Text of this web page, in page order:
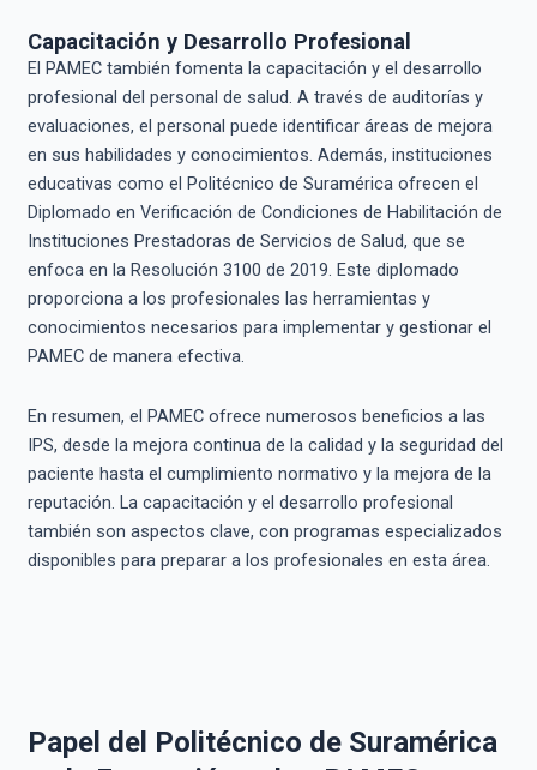
Capacitación y Desarrollo Profesional
El PAMEC también fomenta la capacitación y el desarrollo
profesional del personal de salud. A través de auditorías y
evaluaciones, el personal puede identificar áreas de mejora
en sus habilidades y conocimientos. Además, instituciones
educativas como el Politécnico de Suramérica ofrecen el
Diplomado en Verificación de Condiciones de Habilitación de
Instituciones Prestadoras de Servicios de Salud, que se
enfoca en la Resolución 3100 de 2019. Este diplomado
proporciona a los profesionales las herramientas y
conocimientos necesarios para implementar y gestionar el
PAMEC de manera efectiva.
En resumen, el PAMEC ofrece numerosos beneficios a las
IPS, desde la mejora continua de la calidad y la seguridad del
paciente hasta el cumplimiento normativo y la mejora de la
reputación. La capacitación y el desarrollo profesional
también son aspectos clave, con programas especializados
disponibles para preparar a los profesionales en esta área.
Papel del Politécnico de Suramérica